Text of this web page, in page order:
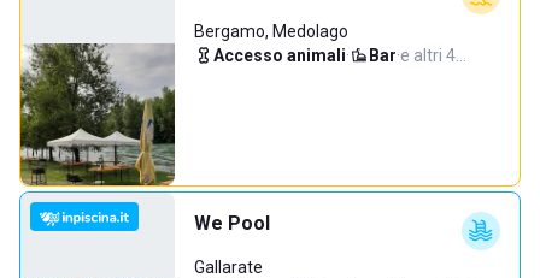
Bergamo, Medolago
Accesso animali· Bar·e altri 4…
We Pool
Gallarate